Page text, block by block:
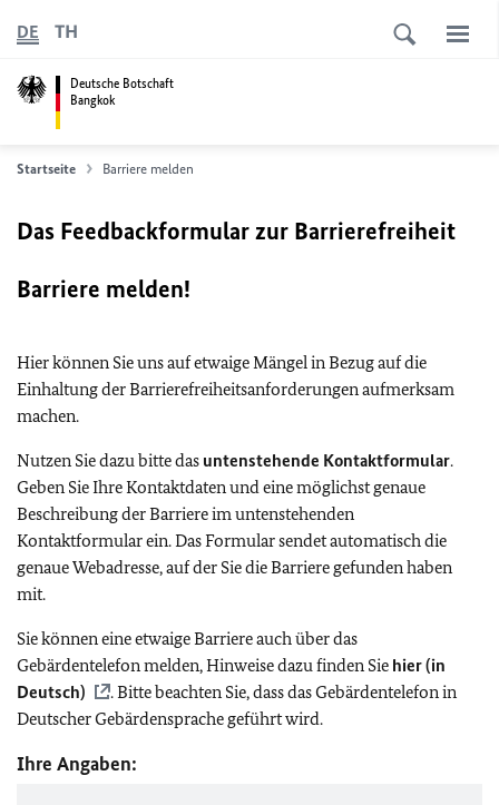
Deutsche Botschaft
Bangkok
DE TH
Startseite Barriere melden
Das Feedbackformular zur Barrierefreiheit
Barriere melden!
Hier können Sie uns auf etwaige Mängel in Bezug auf die
Einhaltung der Barrierefreiheitsanforderungen aufmerksam
machen.
Nutzen Sie dazu bitte das untenstehende Kontaktformular.
Geben Sie Ihre Kontaktdaten und eine möglichst genaue
Beschreibung der Barriere im untenstehenden
Kontaktformular ein. Das Formular sendet automatisch die
genaue Webadresse, auf der Sie die Barriere gefunden haben
mit.
Sie können eine etwaige Barriere auch über das
Gebärdentelefon melden, Hinweise dazu finden Sie hier (in
Deutsch)
. Bitte beachten Sie, dass das Gebärdentelefon in
Deutscher Gebärdensprache geführt wird.
Ihre Angaben: